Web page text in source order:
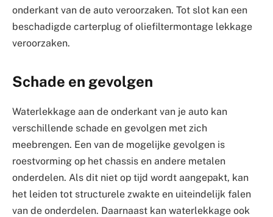
onderkant van de auto veroorzaken. Tot slot kan een
beschadigde carterplug of oliefiltermontage lekkage
veroorzaken.
Schade en gevolgen
Waterlekkage aan de onderkant van je auto kan
verschillende schade en gevolgen met zich
meebrengen. Een van de mogelijke gevolgen is
roestvorming op het chassis en andere metalen
onderdelen. Als dit niet op tijd wordt aangepakt, kan
het leiden tot structurele zwakte en uiteindelijk falen
van de onderdelen. Daarnaast kan waterlekkage ook